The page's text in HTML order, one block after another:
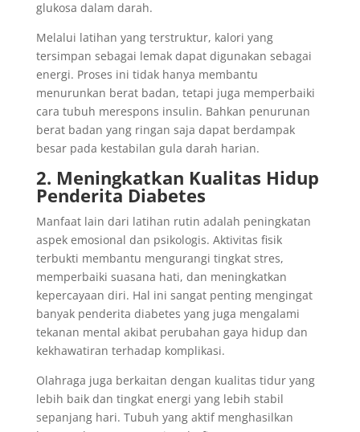
glukosa dalam darah.
Melalui latihan yang terstruktur, kalori yang
tersimpan sebagai lemak dapat digunakan sebagai
energi. Proses ini tidak hanya membantu
menurunkan berat badan, tetapi juga memperbaiki
cara tubuh merespons insulin. Bahkan penurunan
berat badan yang ringan saja dapat berdampak
besar pada kestabilan gula darah harian.
2. Meningkatkan Kualitas Hidup
Penderita Diabetes
Manfaat lain dari latihan rutin adalah peningkatan
aspek emosional dan psikologis. Aktivitas fisik
terbukti membantu mengurangi tingkat stres,
memperbaiki suasana hati, dan meningkatkan
kepercayaan diri. Hal ini sangat penting mengingat
banyak penderita diabetes yang juga mengalami
tekanan mental akibat perubahan gaya hidup dan
kekhawatiran terhadap komplikasi.
Olahraga juga berkaitan dengan kualitas tidur yang
lebih baik dan tingkat energi yang lebih stabil
sepanjang hari. Tubuh yang aktif menghasilkan